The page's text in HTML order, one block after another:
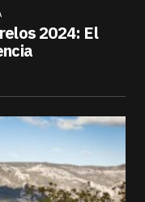
2024: El